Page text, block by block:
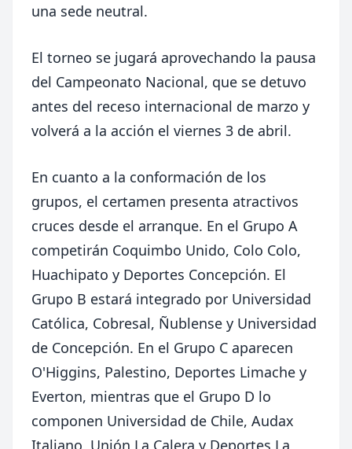
una sede neutral.
El torneo se jugará aprovechando la pausa
del Campeonato Nacional, que se detuvo
antes del receso internacional de marzo y
volverá a la acción el viernes 3 de abril.
En cuanto a la conformación de los
grupos, el certamen presenta atractivos
cruces desde el arranque. En el Grupo A
competirán Coquimbo Unido, Colo Colo,
Huachipato y Deportes Concepción. El
Grupo B estará integrado por Universidad
Católica, Cobresal, Ñublense y Universidad
de Concepción. En el Grupo C aparecen
O'Higgins, Palestino, Deportes Limache y
Everton, mientras que el Grupo D lo
componen Universidad de Chile, Audax
Italiano, Unión La Calera y Deportes La